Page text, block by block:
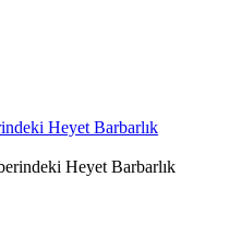
Heyet Barbarlık